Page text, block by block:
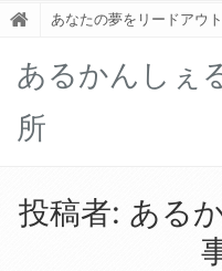
あなたの夢をリードアウト
あるかんしぇ
所
投稿者: ある